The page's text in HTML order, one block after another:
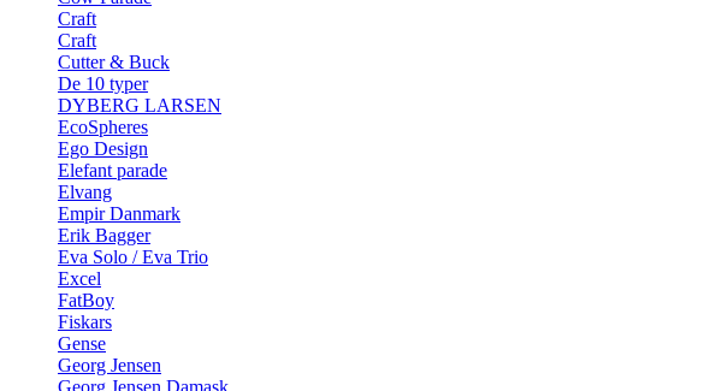
Craft
Craft
Cutter & Buck
De 10 typer
DYBERG LARSEN
EcoSpheres
Ego Design
Elefant parade
Elvang
Empir Danmark
Erik Bagger
Eva Solo / Eva Trio
Excel
FatBoy
Fiskars
Gense
Georg Jensen
Georg Jensen Damask